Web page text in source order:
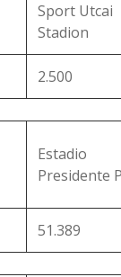
Sport Utcai
Stadion
2.500
Estadio
Presidente
51.389